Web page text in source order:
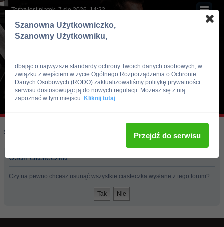
Teraz jest piątek, 7 sie 2026, 14:22
Skocz do:
Usuń ciasteczka
Czy na pewno chcesz usunąć wszystkie ciasteczka wysłane z tego forum?
Szanowna Użytkowniczko,
Szanowny Użytkowniku,
dbając o najwyższe standardy ochrony Twoich danych osobowych, w
związku z wejściem w życie Ogólnego Rozporządzenia o Ochronie
Danych Osobowych (RODO) zaktualizowaliśmy politykę prywatności
serwisu dostosowując ją do nowych regulacji. Możesz się z nią
zapoznać w tym miejscu: Kliknij tutaj
Przejdź do serwisu